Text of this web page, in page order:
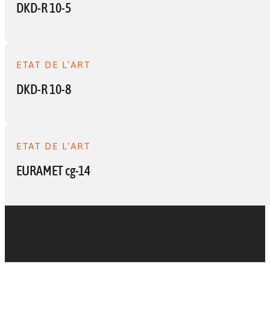
DKD-R 10-5
ETAT DE L’ART
DKD-R 10-8
ETAT DE L’ART
EURAMET cg-14